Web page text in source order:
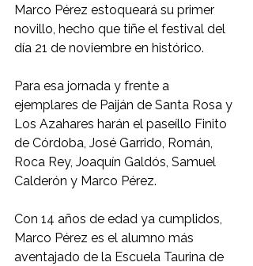
Marco Pérez estoqueará su primer
novillo, hecho que tiñe el festival del
día 21 de noviembre en histórico.
Para esa jornada y frente a
ejemplares de Paiján de Santa Rosa y
Los Azahares harán el paseíllo Finito
de Córdoba, José Garrido, Román,
Roca Rey, Joaquín Galdós, Samuel
Calderón y Marco Pérez.
Con 14 años de edad ya cumplidos,
Marco Pérez es el alumno más
aventajado de la Escuela Taurina de